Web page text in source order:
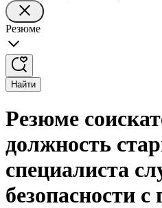
Резюме
Найти
Резюме
должность
специалиста
безопасности